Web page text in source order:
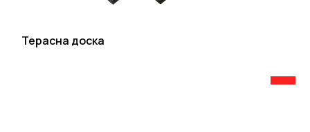
Терасна доска